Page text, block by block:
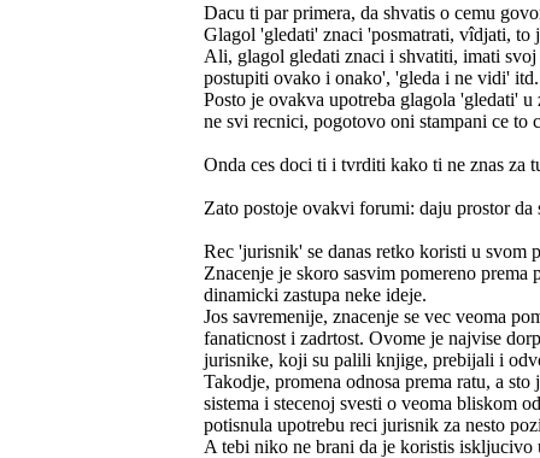
Dacu ti par primera, da shvatis o cemu
Glagol 'gledati' znaci 'posmatrati, vîdjati, to
Ali, glagol gledati znaci i shvatiti, imati
postupiti ovako i onako', 'gleda i ne vidi' itd.
Posto je ovakva upotreba glagola 'gledati'
ne svi recnici, pogotovo oni stampani ce to
Onda ces doci ti i tvrditi kako ti ne znas za
Zato postoje ovakvi forumi: daju prostor da
Rec 'jurisnik' se danas retko koristi u svom
Znacenje je skoro sasvim pomereno
dinamicki zastupa neke ideje.
Jos savremenije, znacenje se vec veoma
fanaticnost i zadrtost. Ovome je najvise
jurisnike, koji su palili knjige, prebijali i
Takodje, promena odnosa prema ratu, a
sistema i stecenoj svesti o veoma bliskom
potisnula upotrebu reci jurisnik za nesto
A tebi niko ne brani da je koristis